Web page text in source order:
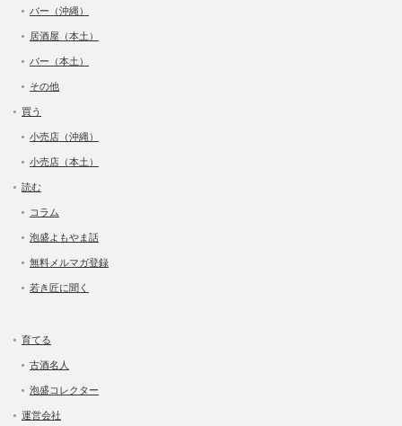
バー（沖縄）
居酒屋（本土）
バー（本土）
その他
買う
小売店（沖縄）
小売店（本土）
読む
コラム
泡盛よもやま話
無料メルマガ登録
若き匠に聞く
育てる
古酒名人
泡盛コレクター
運営会社